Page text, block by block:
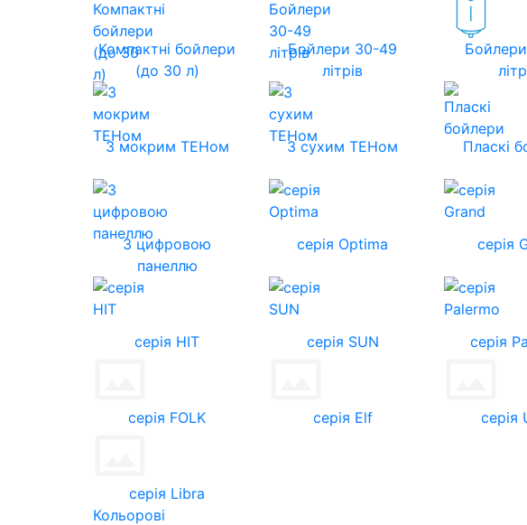
Компактні бойлери
(до 30 л)
Бойлери 30-49
літрів
З мокрим ТЕНом З сухим ТЕНом Пласкі
З цифровою
панеллю
серія Optima серія
серія HIT серія SUN серія
серія FOLK серія Elf серія
серія Libra
Кольорові